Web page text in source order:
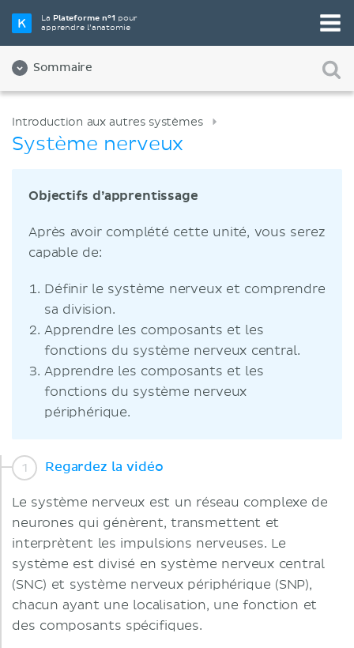
La Plateforme n°1 pour
apprendre l’anatomie
Sommaire
Introduction aux autres systèmes
Système nerveux
Objectifs d’apprentissage
Après avoir complété cette unité, vous serez
capable de:
Définir le système nerveux et comprendre
sa division.
Apprendre les composants et les
fonctions du système nerveux central.
Apprendre les composants et les
fonctions du système nerveux
périphérique.
Regardez la vidéo
Le système nerveux est un réseau complexe de
neurones qui génèrent, transmettent et
interprètent les impulsions nerveuses. Le
système est divisé en système nerveux central
(SNC) et système nerveux périphérique (SNP),
chacun ayant une localisation, une fonction et
des composants spécifiques.